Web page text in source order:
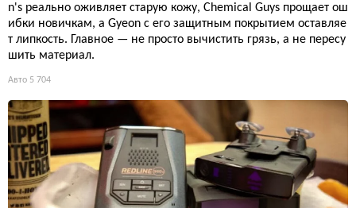
n's реально оживляет старую кожу, Chemical Guys прощает ош
ибки новичкам, а Gyeon с его защитным покрытием оставляе
т липкость. Главное — не просто вычистить грязь, а не пересу
шить материал.
Авто 5 704